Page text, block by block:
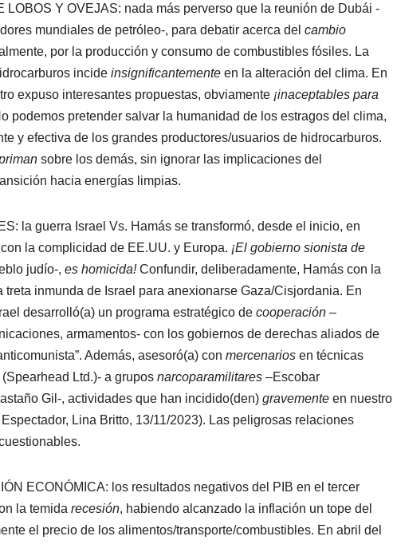
LOBOS Y OVEJAS: nada más perverso que la reunión de Dubái -
mundiales de petróleo-, para debatir acerca del cambio
por la producción y consumo de combustibles fósiles. La
incide insignificantemente en la alteración del clima. En
expuso interesantes propuestas, obviamente ¡inaceptables para
podemos pretender salvar la humanidad de los estragos del clima,
y efectiva de los grandes productores/usuarios de hidrocarburos.
sobre los demás, sin ignorar las implicaciones del
hacia energías limpias.
la guerra Israel Vs. Hamás se transformó, desde el inicio, en
la complicidad de EE.UU. y Europa. ¡El gobierno sionista de
judío-, es homicida!Confundir, deliberadamente, Hamás con la
inmunda de Israel para anexionarse Gaza/Cisjordania. En
desarrolló(a) un programa estratégico de cooperación –
armamentos- con los gobiernos de derechas aliados de
Además, asesoró(a) con mercenarios en técnicas
Ltd.)- a grupos narcoparamilitares –Escobar
Gil-, actividades que han incidido(den) gravemente en nuestro
Lina Britto, 13/11/2023). Las peligrosas relaciones
ECONÓMICA: los resultados negativos del PIB en el tercer
la temida recesión, habiendo alcanzado la inflación un tope del
el precio de los alimentos/transporte/combustibles. En abril del